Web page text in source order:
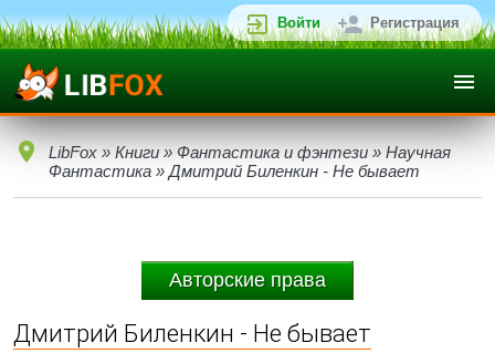
Войти Регистрация
LibFox » Книги » Фантастика и фэнтези » Научная
Фантастика » Дмитрий Биленкин - Не бывает
Авторские права
Дмитрий Биленкин - Не бывает